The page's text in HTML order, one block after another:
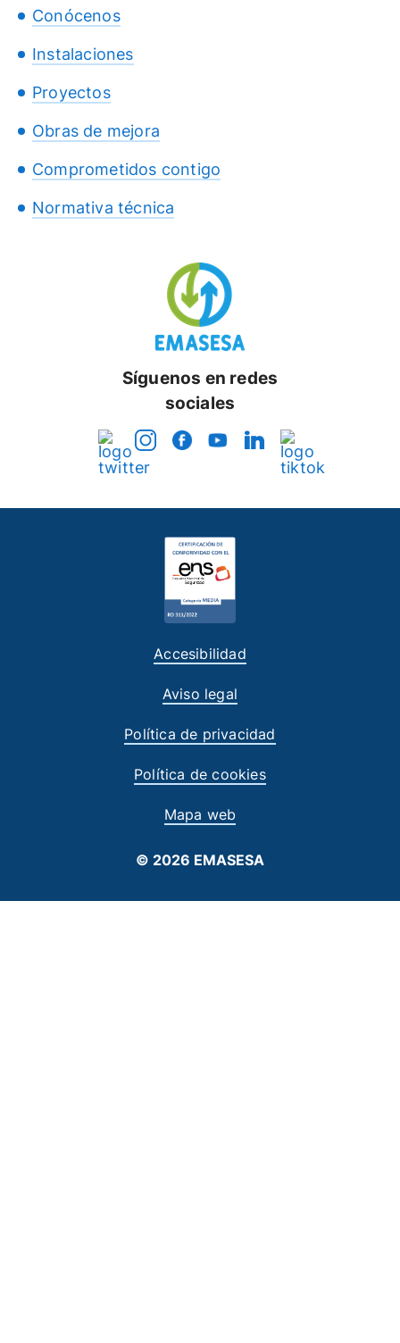
Conócenos
Instalaciones
Proyectos
Obras de mejora
Comprometidos contigo
Normativa técnica
Síguenos en redes
sociales
Accesibilidad
Aviso legal
Política de privacidad
Política de cookies
Mapa web
© 2026 EMASESA